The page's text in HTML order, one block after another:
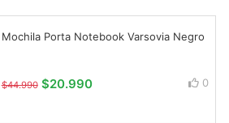
Mochila Porta Notebook Varsovia Negro
$44.990 $20.990 0